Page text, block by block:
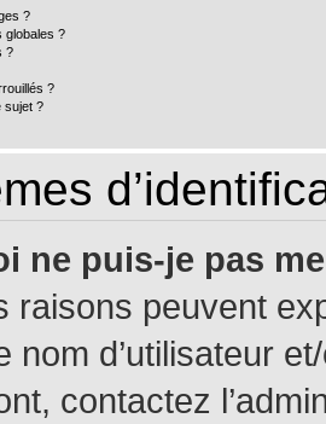
?
globales ?
?
?
sujet ?
ne puis-je pas
raisons peuvent
nom d’utilisateur
contactez